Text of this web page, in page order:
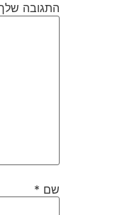
התגובה
שם *